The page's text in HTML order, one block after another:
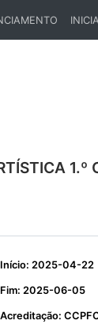
1.º
Início: 2025-04-22
Fim: 2025-06-05
Acreditação: